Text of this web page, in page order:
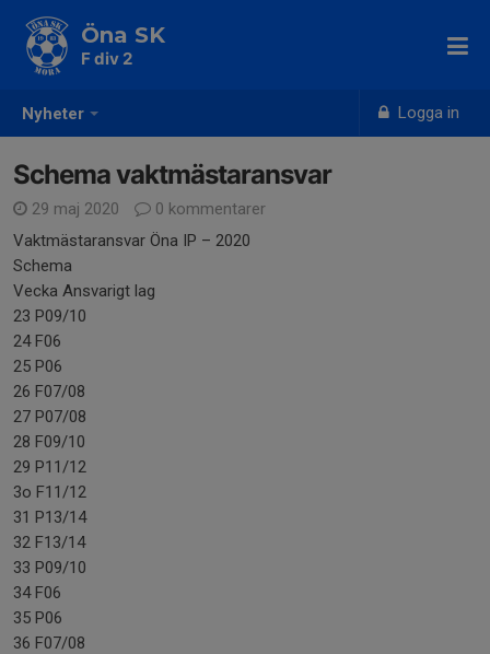
Nyheter Logga in
Öna SK
F div 2
Schema vaktmästaransvar
29 maj 2020
0 kommentarer
Vaktmästaransvar Öna IP – 2020
Schema
Vecka Ansvarigt lag
23 P09/10
24 F06
25 P06
26 F07/08
27 P07/08
28 F09/10
29 P11/12
3o F11/12
31 P13/14
32 F13/14
33 P09/10
34 F06
35 P06
36 F07/08